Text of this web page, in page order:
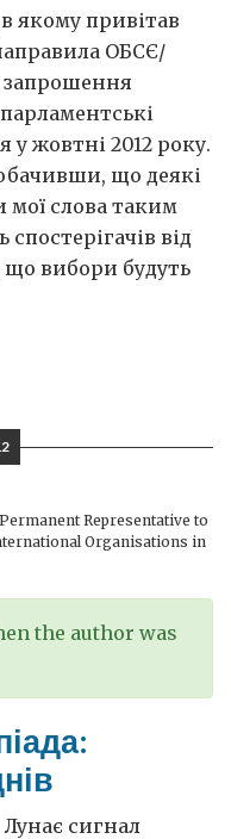
якому привітав
ОБСЄ/
жовтні 2012 року.
що деякі
слова таким
від
що вибори будуть
Representative to
Organisations in
the author was
сигнал